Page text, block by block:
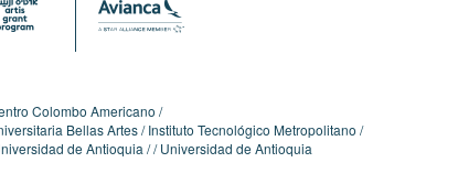
Colombo Americano
Bellas Artes Instituto Tecnológico Metropolitano
de Antioquia Universidad de Antioquia